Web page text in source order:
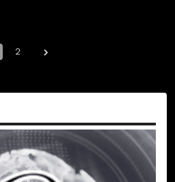
2 navigate_next